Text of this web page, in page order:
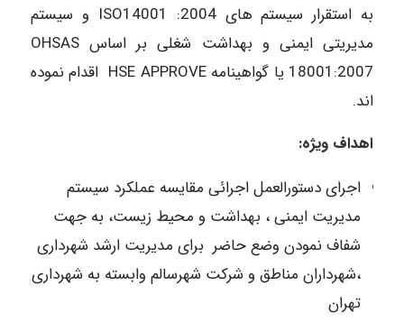
به استقرار سیستم های ISO14001 :2004 و سیستم
مدیریتی ایمنی و بهداشت شغلی بر اساس OHSAS
18001:2007 یا گواهینامه HSE APPROVE اقدام نموده
اند.
اهداف ویژه:
اجرای دستورالعمل اجرائی مقایسه عملکرد سیستم
مدیریت ایمنی ، بهداشت و محیط زیست، به جهت
شفاف نمودن وضع حاضر برای مدیریت ارشد شهرداری
،شهرداران مناطق و شرکت شهرسالم وابسته به شهرداری
تهران